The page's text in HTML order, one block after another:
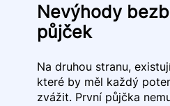
Nevýhody
půjček
Na druhou stranu,
které by měl každý
zvážit. První půjčka